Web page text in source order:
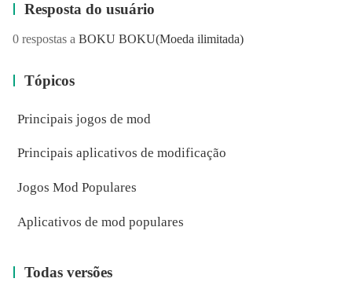
Resposta do usuário
0 respostas a BOKU BOKU(Moeda ilimitada)
Tópicos
Principais jogos de mod
Principais aplicativos de modificação
Jogos Mod Populares
Aplicativos de mod populares
Todas versões